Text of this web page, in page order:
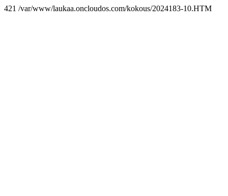
421 /var/www/laukaa.oncloudos.com/kokous/2024183-10.HTM